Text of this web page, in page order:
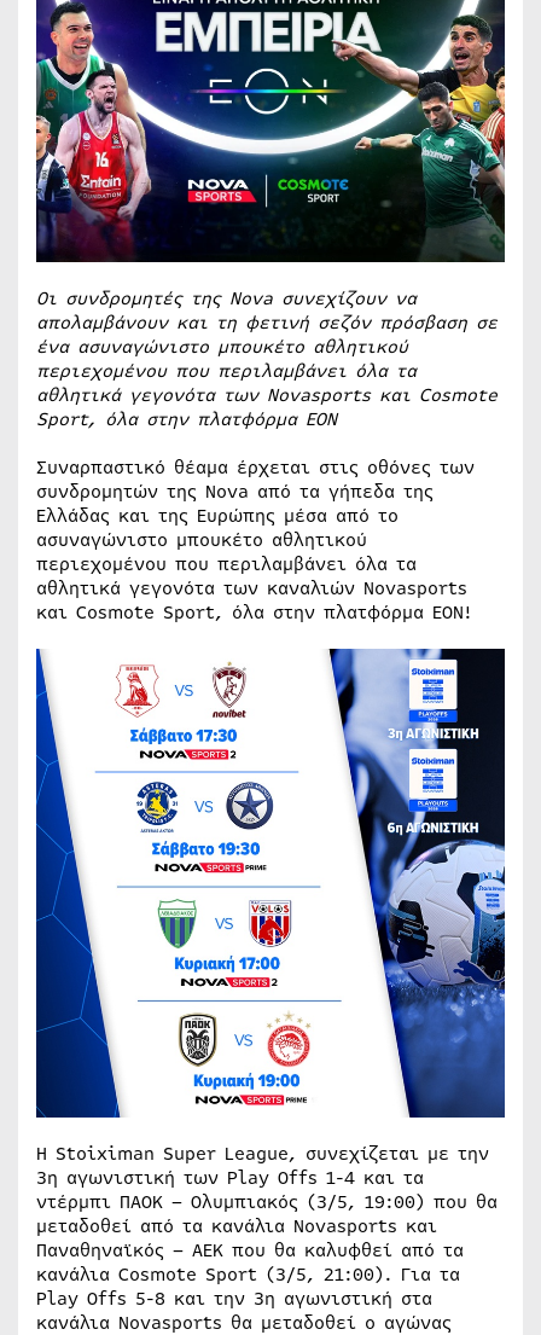
Οι συνδρομητές της Nova συνεχίζουν να
απολαμβάνουν και τη φετινή σεζόν πρόσβαση σε
ένα ασυναγώνιστο μπουκέτο αθλητικού
περιεχομένου που περιλαμβάνει όλα τα
αθλητικά γεγονότα των Novasports και Cosmote
Sport, όλα στην πλατφόρμα EON
Συναρπαστικό θέαμα έρχεται στις οθόνες των
συνδρομητών της Nova από τα γήπεδα της
Ελλάδας και της Ευρώπης μέσα από το
ασυναγώνιστο μπουκέτο αθλητικού
περιεχομένου που περιλαμβάνει όλα τα
αθλητικά γεγονότα των καναλιών Novasports
και Cosmote Sport, όλα στην πλατφόρμα EON!
Η Stoiximan Super League, συνεχίζεται με την
3η αγωνιστική των Play Offs 1-4 και τα
ντέρμπι ΠΑΟΚ – Ολυμπιακός (3/5, 19:00) που θα
μεταδοθεί από τα κανάλια Novasports και
Παναθηναϊκός – ΑΕΚ που θα καλυφθεί από τα
κανάλια Cosmote Sport (3/5, 21:00). Για τα
Play Offs 5-8 και την 3η αγωνιστική στα
κανάλια Novasports θα μεταδοθεί ο αγώνας